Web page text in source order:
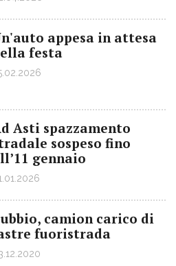
appesa in attesa
festa
Asti spazzamento
sospeso fino
gennaio
camion carico di
fuoristrada